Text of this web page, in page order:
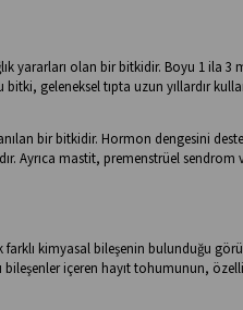
yararları olan bir bitkidir. Boyu 1 ila
geleneksel tıpta uzun yıllardır
bir bitkidir. Hormon dengesini
mastit, premenstrüel sendrom
kimyasal bileşenin bulunduğu
içeren hayıt tohumunun,